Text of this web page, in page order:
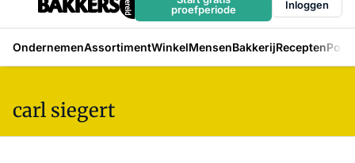
proefperiode
Inloggen
OndernemenAssortimentWinkelMensenBakkerijRecepten
carl siegert